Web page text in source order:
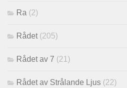
Ra (2)
Rådet (205)
Rådet av 7 (21)
Rådet av Strålande Ljus (22)